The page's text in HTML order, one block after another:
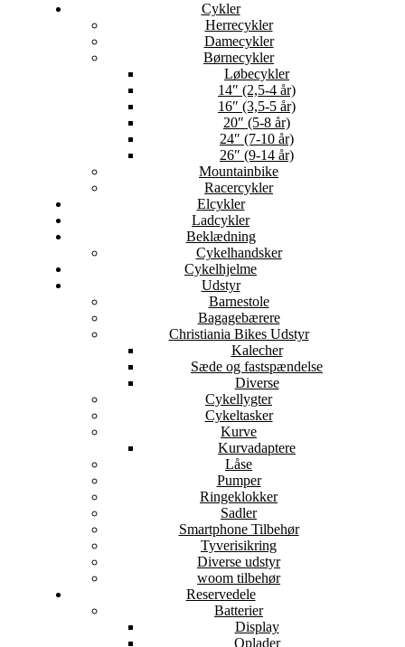
Cykler
Herrecykler
Damecykler
Børnecykler
Løbecykler
14″ (2,5-4 år)
16″ (3,5-5 år)
20″ (5-8 år)
24″ (7-10 år)
26″ (9-14 år)
Mountainbike
Racercykler
Elcykler
Ladcykler
Beklædning
Cykelhandsker
Cykelhjelme
Udstyr
Barnestole
Bagagebærere
Christiania Bikes Udstyr
Kalecher
Sæde og fastspændelse
Diverse
Cykellygter
Cykeltasker
Kurve
Kurvadaptere
Låse
Pumper
Ringeklokker
Sadler
Smartphone Tilbehør
Tyverisikring
Diverse udstyr
woom tilbehør
Reservedele
Batterier
Display
Oplader